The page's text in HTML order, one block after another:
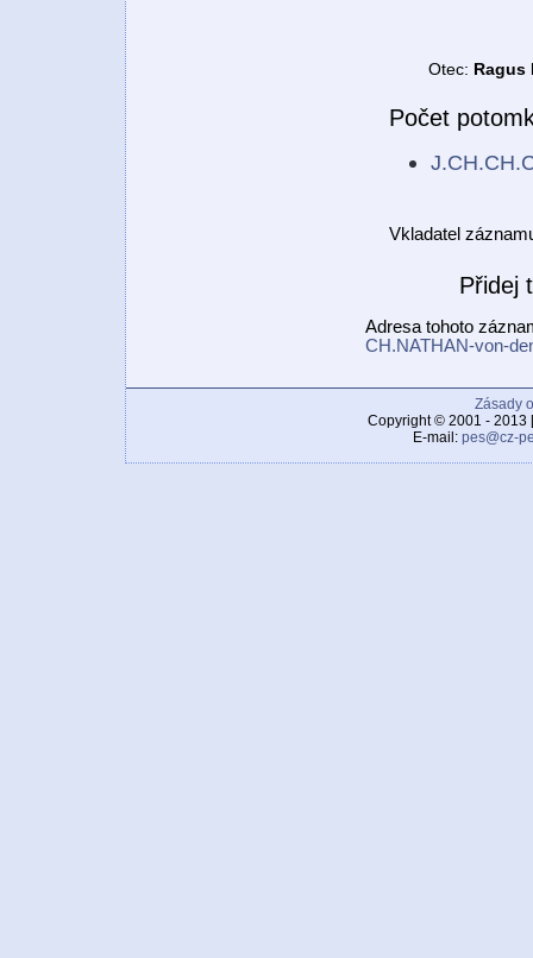
Otec: Ragus
Počet
Vkladatel
Přidej
Adresa tohoto
CH.NATHAN-von-
Zásady
Copyright © 2001 - 2013
E-mail: pes@cz-